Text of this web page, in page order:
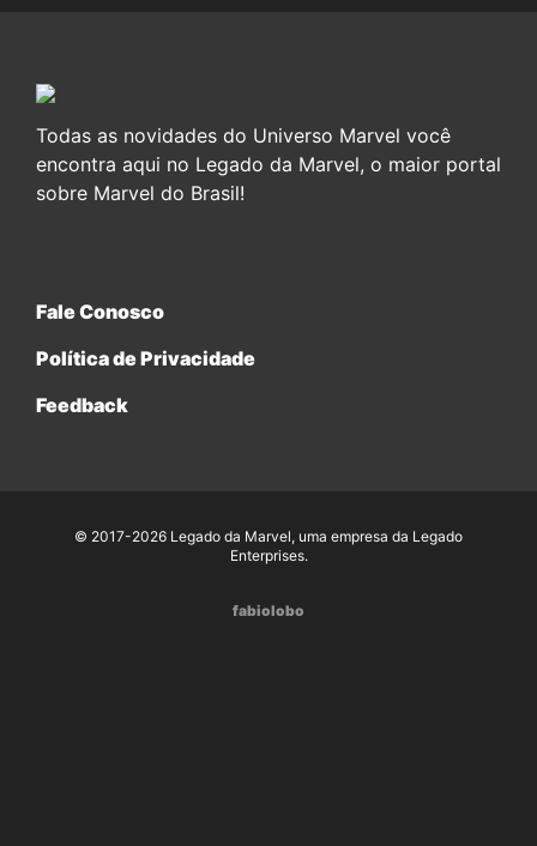
Todas as novidades do Universo Marvel você
encontra aqui no Legado da Marvel, o maior portal
sobre Marvel do Brasil!
Fale Conosco
Política de Privacidade
Feedback
© 2017-2026 Legado da Marvel, uma empresa da Legado
Enterprises.
fabiolobo